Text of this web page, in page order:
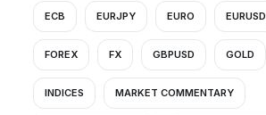
ECB EURJPY EURO EURUSD
FOREX FX GBPUSD GOLD
INDICES MARKET COMMENTARY